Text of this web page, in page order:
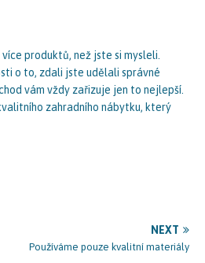
produktů, než jste si mysleli.
o to, zdali jste udělali správné
vám vždy zařizuje jen to nejlepší.
zahradního nábytku, který
NEXT
Používáme pouze kvalitní materiály